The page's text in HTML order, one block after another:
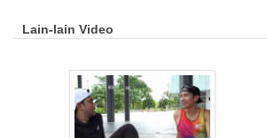
Lain-lain Video